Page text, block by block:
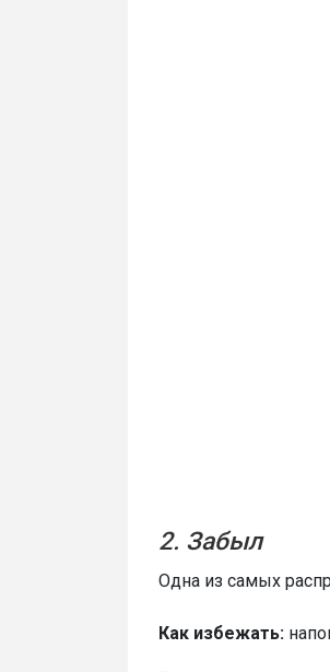
2. Забыл
Одна из самых
Как избежать: